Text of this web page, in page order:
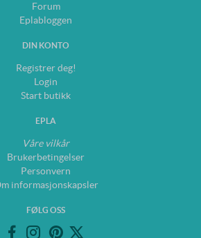
Forum
Eplabloggen
DIN KONTO
Registrer deg!
Login
Start butikk
EPLA
Våre vilkår
Brukerbetingelser
Personvern
informasjonskapsler
FØLG OSS